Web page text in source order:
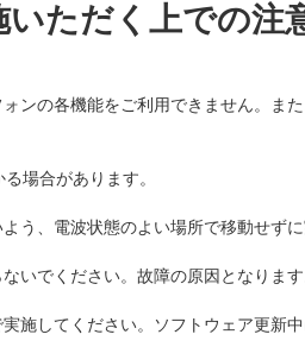
ただく上での注
ンの各機能をご利用できません。ま
場合があります。
う、電波状態のよい場所で移動せずに
いでください。故障の原因となります
施してください。ソフトウェア更新